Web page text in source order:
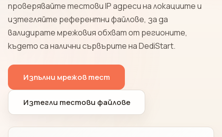
проверявайте тестови IP адреси на локациите и
изтегляйте референтни файлове, за да
валидирате мрежовия обхват от регионите,
където са налични сървърите на DediStart.
Изпълни мрежов тест
Изтегли тестови файлове